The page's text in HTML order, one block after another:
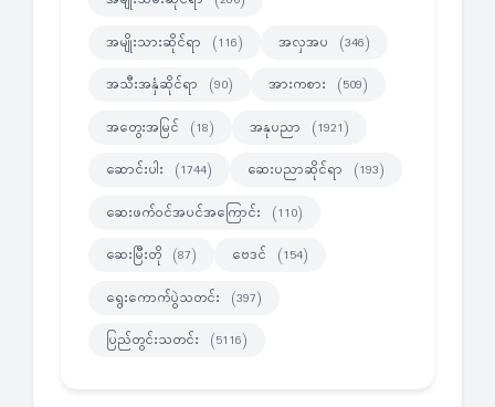
အမျိုးသားဆိုင်ရာ (116) အလှအပ (346)
အသီးအနှံဆိုင်ရာ (90) အားကစား (509)
အတွေးအမြင် (18) အနုပညာ (1921)
ဆောင်းပါး (1744) ဆေးပညာဆိုင်ရာ (193)
ဆေးဖက်ဝင်အပင်အကြောင်း (110)
ဆေးမြီးတို (87) ဗေဒင် (154)
ရွေးကောက်ပွဲသတင်း (397)
ပြည်တွင်းသတင်း (5116)